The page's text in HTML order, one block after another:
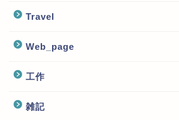
Travel
Web_page
工作
雑記